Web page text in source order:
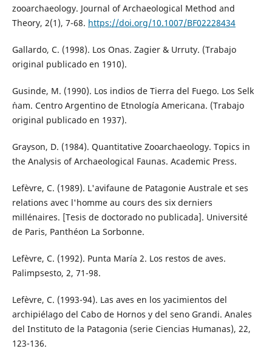
zooarchaeology. Journal of Archaeological Method and
Theory, 2(1), 7-68. https://doi.org/10.1007/BF02228434
Gallardo, C. (1998). Los Onas. Zagier & Urruty. (Trabajo
original publicado en 1910).
Gusinde, M. (1990). Los indios de Tierra del Fuego. Los Selk
´nam. Centro Argentino de Etnología Americana. (Trabajo
original publicado en 1937).
Grayson, D. (1984). Quantitative Zooarchaeology. Topics in
the Analysis of Archaeological Faunas. Academic Press.
Lefèvre, C. (1989). L'avifaune de Patagonie Australe et ses
relations avec l'homme au cours des six derniers
millénaires. [Tesis de doctorado no publicada]. Université
de Paris, Panthéon La Sorbonne.
Lefèvre, C. (1992). Punta María 2. Los restos de aves.
Palimpsesto, 2, 71-98.
Lefèvre, C. (1993-94). Las aves en los yacimientos del
archipiélago del Cabo de Hornos y del seno Grandi. Anales
del Instituto de la Patagonia (serie Ciencias Humanas), 22,
123-136.